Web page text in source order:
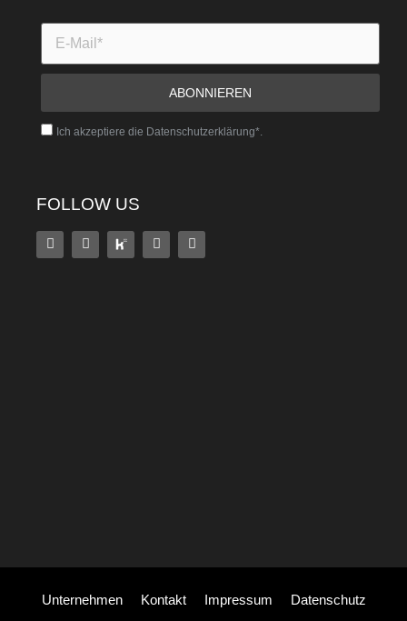
Ich akzeptiere die Datenschutzerklärung*.
FOLLOW US
Unternehmen Kontakt Impressum Datenschutz
Alter Preis: 89,27€
0,15
In den Warenkorb